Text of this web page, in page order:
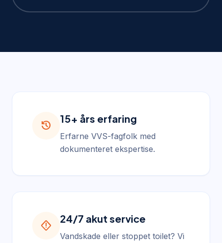
history
15+ års erfaring
Erfarne VVS-fagfolk med
dokumenteret ekspertise.
emergency_home
24/7 akut service
Vandskade eller stoppet toilet? Vi